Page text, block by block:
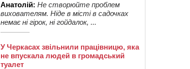
Анатолій: Не створюйте проблем
вихователям. Ніде в місті в садочках
немає ні гірок, ні гойдалок, ...
У Черкасах звільнили працівницю, яка
не впускала людей в громадський
туалет